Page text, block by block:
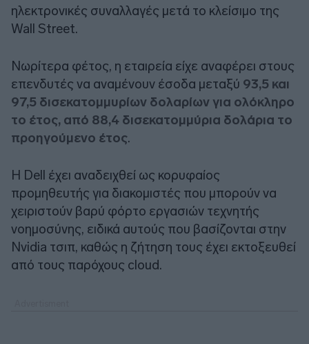
ηλεκτρονικές συναλλαγές μετά το κλείσιμο της
Wall Street.
Νωρίτερα φέτος, η εταιρεία είχε αναφέρει στους
επενδυτές να αναμένουν έσοδα μεταξύ 93,5 και
97,5 δισεκατομμυρίων δολαρίων για ολόκληρο
το έτος, από 88,4 δισεκατομμύρια δολάρια το
προηγούμενο έτος.
Η Dell έχει αναδειχθεί ως κορυφαίος
προμηθευτής για διακομιστές που μπορούν να
χειριστούν βαρύ φόρτο εργασιών τεχνητής
νοημοσύνης, ειδικά αυτούς που βασίζονται στην
Nvidia τσιπ, καθώς η ζήτηση τους έχει εκτοξευθεί
από τους παρόχους cloud.